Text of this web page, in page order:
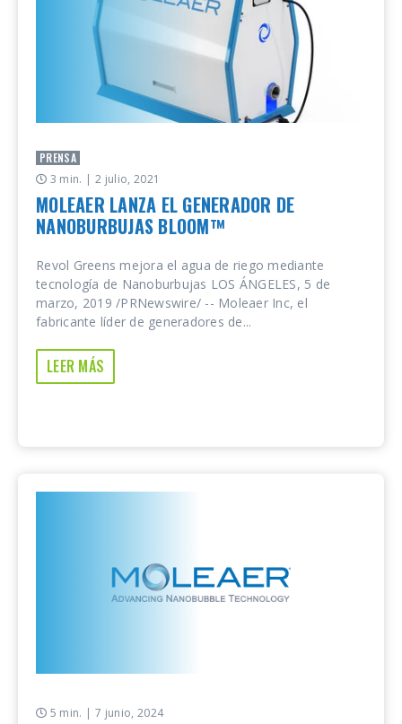
PRENSA
3 min. | 2 julio, 2021
MOLEAER LANZA EL GENERADOR DE
NANOBURBUJAS BLOOM™
Revol Greens mejora el agua de riego mediante
tecnología de Nanoburbujas LOS ÁNGELES, 5 de
marzo, 2019 /PRNewswire/ -- Moleaer Inc, el
fabricante líder de generadores de...
LEER MÁS
5 min. | 7 junio, 2024